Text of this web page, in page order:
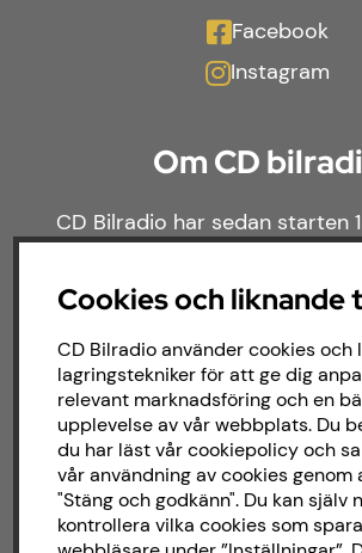
Facebook
Instagram
Om CD
CD Bilradio har sedan starten
med försäljning och
brett sortiment av billjud till
Cookies och liknande
CD Bilradio använder cookies och
lagringstekniker för att ge dig
relevant marknadsföring och en
upplevelse av vår webbplats. Du
du har läst vår cookiepolicy och
vår användning av cookies genom
"Stäng och godkänn". Du kan själv
kontrollera vilka cookies som